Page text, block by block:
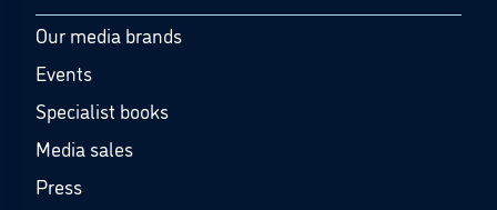
Our media brands
Events
Specialist books
Media sales
Press